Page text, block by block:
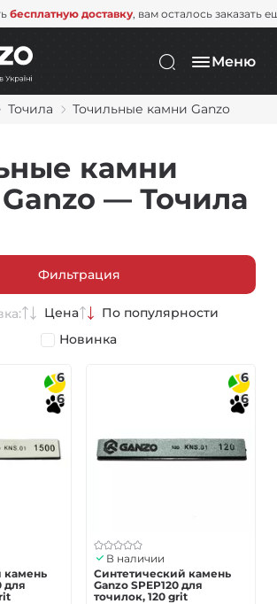
бесплатную доставку, вам осталось заказать
Меню
Точила Точильные камни Ganzo
камни
— Точила
Фильтрация
Цена
По популярности
Новинка
6
6
камень
для
6
6
В наличии
Синтетический камень
Ganzo SPEP120 для
точилок, 120 grit